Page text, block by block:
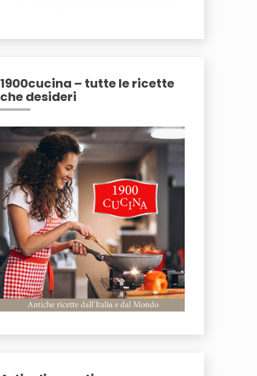
1900cucina – tutte le ricette
che desideri